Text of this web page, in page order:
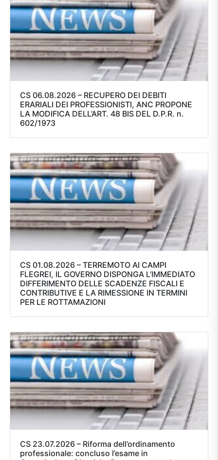
CS 06.08.2026 – RECUPERO DEI DEBITI
ERARIALI DEI PROFESSIONISTI, ANC PROPONE
LA MODIFICA DELL’ART. 48 BIS DEL D.P.R. n.
602/1973
CS 01.08.2026 – TERREMOTO AI CAMPI
FLEGREI, IL GOVERNO DISPONGA L’IMMEDIATO
DIFFERIMENTO DELLE SCADENZE FISCALI E
CONTRIBUTIVE E LA RIMESSIONE IN TERMINI
PER LE ROTTAMAZIONI
CS 23.07.2026 – Riforma dell’ordinamento
professionale: concluso l’esame in